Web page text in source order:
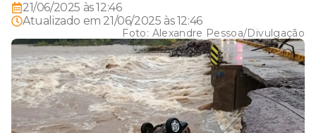
21/06/2025 às 12:46
Atualizado em 21/06/2025 às 12:46
Foto: Alexandre Pessoa/Divulgação